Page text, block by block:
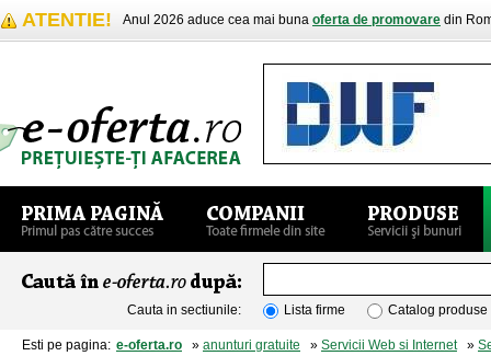
ATENTIE! Anul 2026 aduce cea mai buna oferta de promovare din
Cauta in sectiunile: Lista firme Catalog produse
Esti pe pagina: e-oferta.ro » anunturi gratuite » Servicii Web si Internet»